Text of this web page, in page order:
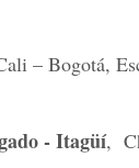
– Bogotá,
- Itagüí,